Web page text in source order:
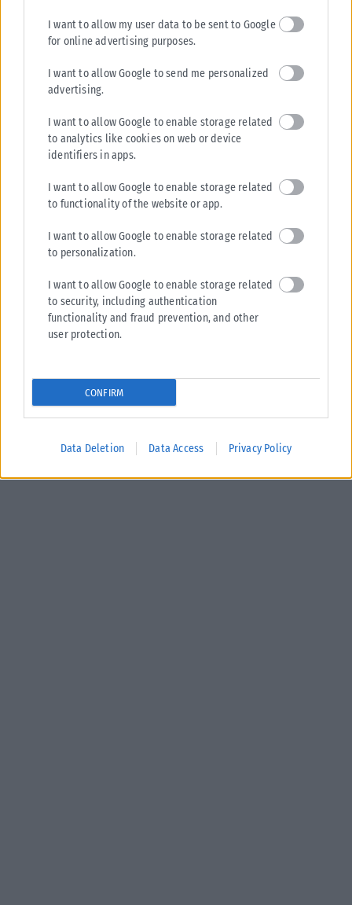
I want to allow my user data to be sent to Google
for online advertising purposes.
I want to allow Google to send me personalized
advertising.
I want to allow Google to enable storage related
to analytics like cookies on web or device
identifiers in apps.
I want to allow Google to enable storage related
to functionality of the website or app.
I want to allow Google to enable storage related
to personalization.
I want to allow Google to enable storage related
to security, including authentication
functionality and fraud prevention, and other
user protection.
CONFIRM
Data Deletion Data Access Privacy Policy